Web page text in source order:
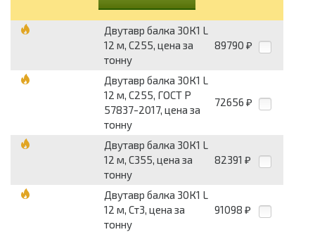
Двутавр балка 30К1 L
12 м, С255, цена за
тонну
89790 ₽
Двутавр балка 30К1 L
12 м, С255, ГОСТ Р
57837-2017, цена за
тонну
72656 ₽
Двутавр балка 30К1 L
12 м, С355, цена за
тонну
82391 ₽
Двутавр балка 30К1 L
12 м, Ст3, цена за
тонну
91098 ₽